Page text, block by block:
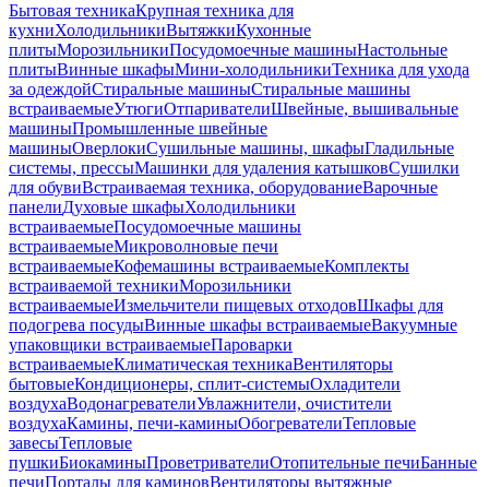
Бытовая техникаКрупная техника для
кухниХолодильникиВытяжкиКухонные
плитыМорозильникиПосудомоечные машиныНастольные
плитыВинные шкафыМини-холодильникиТехника для ухода
за одеждойСтиральные машиныСтиральные машины
встраиваемыеУтюгиОтпаривателиШвейные, вышивальные
машиныПромышленные швейные
машиныОверлокиСушильные машины, шкафыГладильные
системы, прессыМашинки для удаления катышковСушилки
для обувиВстраиваемая техника, оборудованиеВарочные
панелиДуховые шкафыХолодильники
встраиваемыеПосудомоечные машины
встраиваемыеМикроволновые печи
встраиваемыеКофемашины встраиваемыеКомплекты
встраиваемой техникиМорозильники
встраиваемыеИзмельчители пищевых отходовШкафы для
подогрева посудыВинные шкафы встраиваемыеВакуумные
упаковщики встраиваемыеПароварки
встраиваемыеКлиматическая техникаВентиляторы
бытовыеКондиционеры, сплит-системыОхладители
воздухаВодонагревателиУвлажнители, очистители
воздухаКамины, печи-каминыОбогревателиТепловые
завесыТепловые
пушкиБиокаминыПроветривателиОтопительные печиБанные
печиПорталы для каминовВентиляторы вытяжные